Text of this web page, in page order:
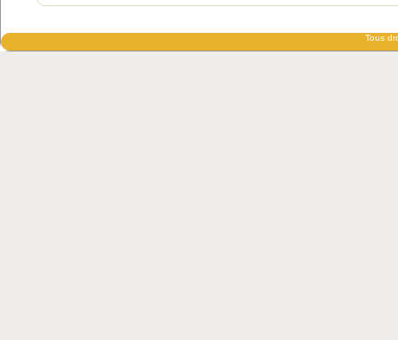
Tous